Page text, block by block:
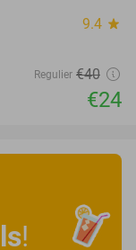
9.4 star
Regulier €40
€24
!